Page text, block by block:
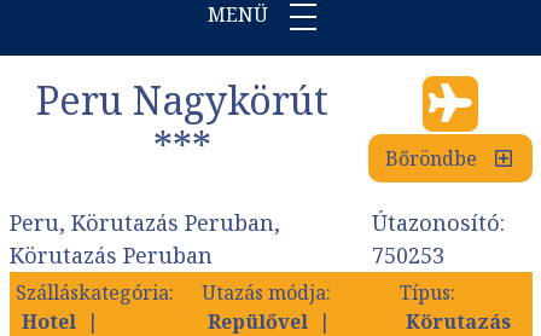
MENÜ
Peru Nagykörút
***
Bőröndbe
Peru, Körutazás Peruban,
Körutazás Peruban
Útazonosító:
750253
Szálláskategória:
Hotel
Utazás módja:
Repülővel
Típus:
Körutazás